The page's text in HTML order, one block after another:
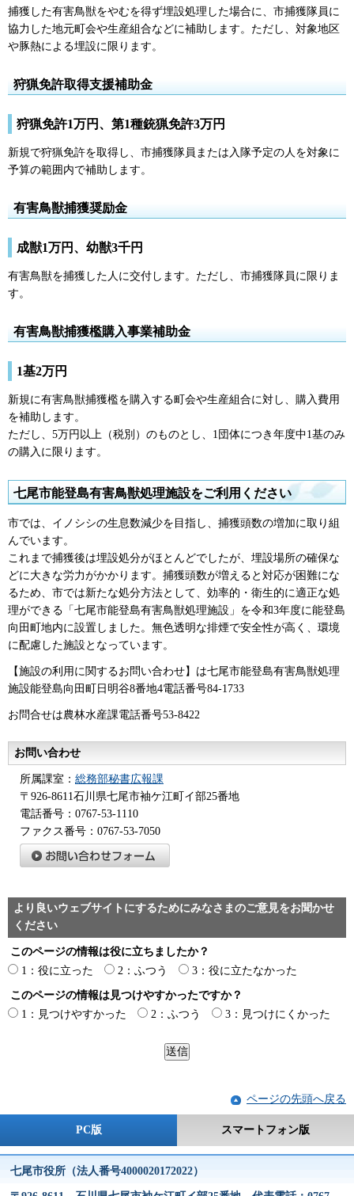
捕獲した有害鳥獣をやむを得ず埋設処理した場合に、市捕獲隊員に
協力した地元町会や生産組合などに補助します。ただし、対象地区
や豚熱による埋設に限ります。
狩猟免許取得支援補助金
狩猟免許1万円、第1種銃猟免許3万円
新規で狩猟免許を取得し、市捕獲隊員または入隊予定の人を対象に
予算の範囲内で補助します。
有害鳥獣捕獲奨励金
成獣1万円、幼獣3千円
有害鳥獣を捕獲した人に交付します。ただし、市捕獲隊員に限りま
す。
有害鳥獣捕獲檻購入事業補助金
1基2万円
新規に有害鳥獣捕獲檻を購入する町会や生産組合に対し、購入費用
を補助します。
ただし、5万円以上（税別）のものとし、1団体につき年度中1基のみ
の購入に限ります。
七尾市能登島有害鳥獣処理施設をご利用ください
市では、イノシシの生息数減少を目指し、捕獲頭数の増加に取り組
んでいます。
これまで捕獲後は埋設処分がほとんどでしたが、埋設場所の確保な
どに大きな労力がかかります。捕獲頭数が増えると対応が困難にな
るため、市では新たな処分方法として、効率的・衛生的に適正な処
理ができる「七尾市能登島有害鳥獣処理施設」を令和3年度に能登島
向田町地内に設置しました。無色透明な排煙で安全性が高く、環境
に配慮した施設となっています。
【施設の利用に関するお問い合わせ】は七尾市能登島有害鳥獣処理
施設能登島向田町日明谷8番地4電話番号84-1733
お問合せは農林水産課電話番号53-8422
お問い合わせ
所属課室： 総務部秘書広報課
〒926-8611石川県七尾市袖ケ江町イ部25番地
電話番号：0767-53-1110
ファクス番号：0767-53-7050
より良いウェブサイトにするためにみなさまのご意見をお聞かせ
ください
このページの情報は役に立ちましたか？
1：役に立った
2：ふつう 3：役に立たなかった
このページの情報は見つけやすかったですか？
1：見つけやすかった
2：ふつう 3：見つけにくかった
ページの先頭へ戻る
PC版 スマートフォン版
七尾市役所（法人番号4000020172022）